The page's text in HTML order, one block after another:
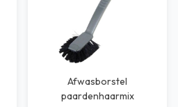
Afwasborstel
paardenhaarmix